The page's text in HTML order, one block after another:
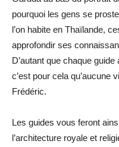
pourquoi les gens se
l’on habite en Thaïlande,
approfondir ses
D’autant que chaque
c’est pour cela qu’aucune
Frédéric.
Les guides vous feront
l’architecture royale et